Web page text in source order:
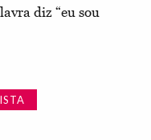
diz “eu sou